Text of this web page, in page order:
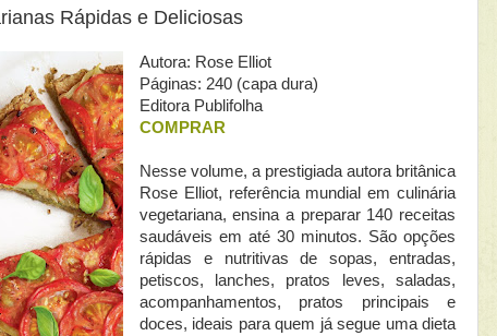
Rápidas e Deliciosas
Autora: Rose Elliot
Páginas: 240 (capa dura)
Editora Publifolha
COMPRAR
Nesse volume, a prestigiada autora britânica
Rose Elliot, referência mundial em culinária
vegetariana, ensina a preparar 140 receitas
saudáveis em até 30 minutos. São opções
rápidas e nutritivas de sopas, entradas,
petiscos, lanches, pratos leves, saladas,
acompanhamentos, pratos principais e
doces, ideais para quem já segue uma dieta